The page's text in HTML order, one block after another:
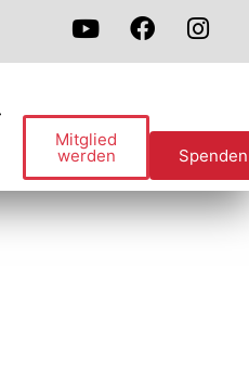
Mitglied
werden Spenden